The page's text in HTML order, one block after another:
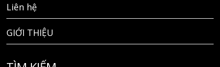
Liên hệ
GIỚI THIỆU